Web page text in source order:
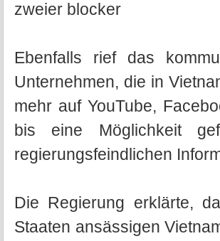
Ebenfalls rief das
Unternehmen, die in
mehr auf YouTube,
bis eine Möglichkeit
regierungsfeindlichen
Die Regierung erklärte,
Staaten ansässigen